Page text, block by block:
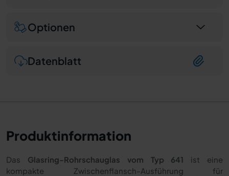
Optionen
Datenblatt
Produktinformation
Das Glasring-Rohrschauglas vom Typ 641 ist eine
kompakte Zwischenflansch-Ausführung für